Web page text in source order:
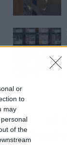
or
to
may
of the